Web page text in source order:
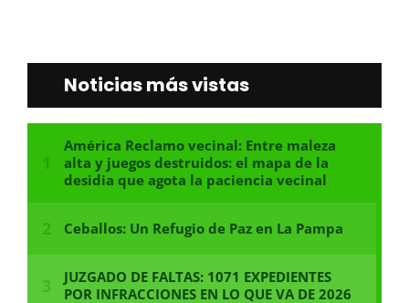
Noticias más vistas